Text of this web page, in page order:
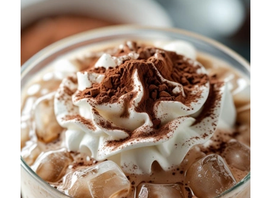
réfrigérateur en mélangeant avant service. La
texture évolue rapidement, privilégiez donc la
dégustation immédiate.
La présentation sublime votre création et
transforme chaque dégustation en expérience
mémorable.